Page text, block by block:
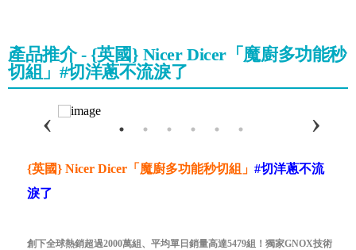
產品推介 - {英國} Nicer Dicer「魔廚多功能秒
切組」#切洋蔥不流淚了
{英國} Nicer Dicer「魔廚多功能秒切組」 #切洋蔥不流
淚了
創下全球熱銷超過2000萬組、平均單日銷量高達5479組！獨家GNOX技術